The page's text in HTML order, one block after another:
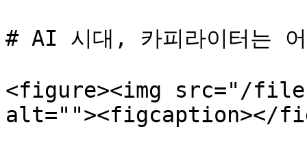
# AI 시대, 카피라이터는
<figure><img src="/
alt=""><figcaption></